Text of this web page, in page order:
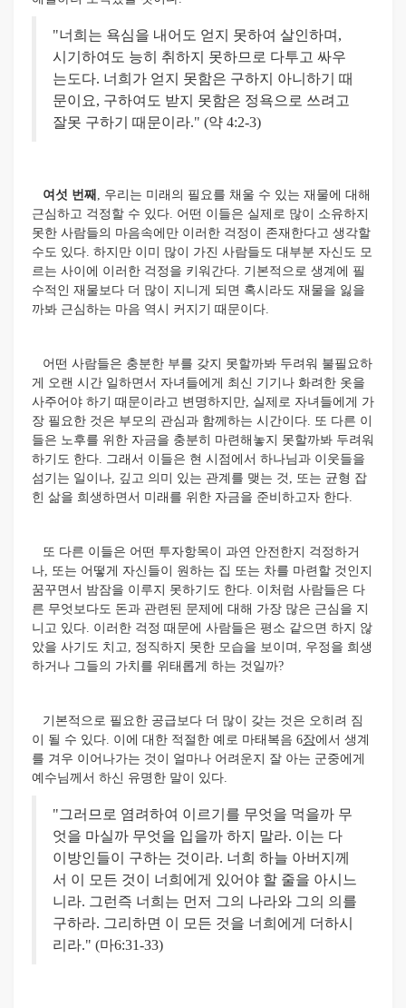
"너희는 욕심을 내어도 얻지 못하여 살인하며,
시기하여도 능히 취하지 못하므로 다투고 싸우
는도다. 너희가 얻지 못함은 구하지 아니하기 때
문이요, 구하여도 받지 못함은 정욕으로 쓰려고
잘못 구하기 때문이라." (약 4:2-3)
여섯 번째 , 우리는 미래의 필요를 채울 수 있는 재물에 대해
근심하고 걱정할 수 있다. 어떤 이들은 실제로 많이 소유하지
못한 사람들의 마음속에만 이러한 걱정이 존재한다고 생각할
수도 있다. 하지만 이미 많이 가진 사람들도 대부분 자신도 모
르는 사이에 이러한 걱정을 키워간다. 기본적으로 생계에 필
수적인 재물보다 더 많이 지니게 되면 혹시라도 재물을 잃을
까봐 근심하는 마음 역시 커지기 때문이다.
어떤 사람들은 충분한 부를 갖지 못할까봐 두려워 불필요하
게 오랜 시간 일하면서 자녀들에게 최신 기기나 화려한 옷을
사주어야 하기 때문이라고 변명하지만, 실제로 자녀들에게 가
장 필요한 것은 부모의 관심과 함께하는 시간이다. 또 다른 이
들은 노후를 위한 자금을 충분히 마련해놓지 못할까봐 두려워
하기도 한다. 그래서 이들은 현 시점에서 하나님과 이웃들을
섬기는 일이나, 깊고 의미 있는 관계를 맺는 것, 또는 균형 잡
힌 삶을 희생하면서 미래를 위한 자금을 준비하고자 한다.
또 다른 이들은 어떤 투자항목이 과연 안전한지 걱정하거
나, 또는 어떻게 자신들이 원하는 집 또는 차를 마련할 것인지
꿈꾸면서 밤잠을 이루지 못하기도 한다. 이처럼 사람들은 다
른 무엇보다도 돈과 관련된 문제에 대해 가장 많은 근심을 지
니고 있다. 이러한 걱정 때문에 사람들은 평소 같으면 하지 않
았을 사기도 치고, 정직하지 못한 모습을 보이며, 우정을 희생
하거나 그들의 가치를 위태롭게 하는 것일까?
기본적으로 필요한 공급보다 더 많이 갖는 것은 오히려 짐
이 될 수 있다. 이에 대한 적절한 예로 마태복음 6장에서 생계
를 겨우 이어나가는 것이 얼마나 어려운지 잘 아는 군중에게
예수님께서 하신 유명한 말이 있다.
"그러므로 염려하여 이르기를 무엇을 먹을까 무
엇을 마실까 무엇을 입을까 하지 말라. 이는 다
이방인들이 구하는 것이라. 너희 하늘 아버지께
서 이 모든 것이 너희에게 있어야 할 줄을 아시느
니라. 그런즉 너희는 먼저 그의 나라와 그의 의를
구하라. 그리하면 이 모든 것을 너희에게 더하시
리라." (마6:31-33)